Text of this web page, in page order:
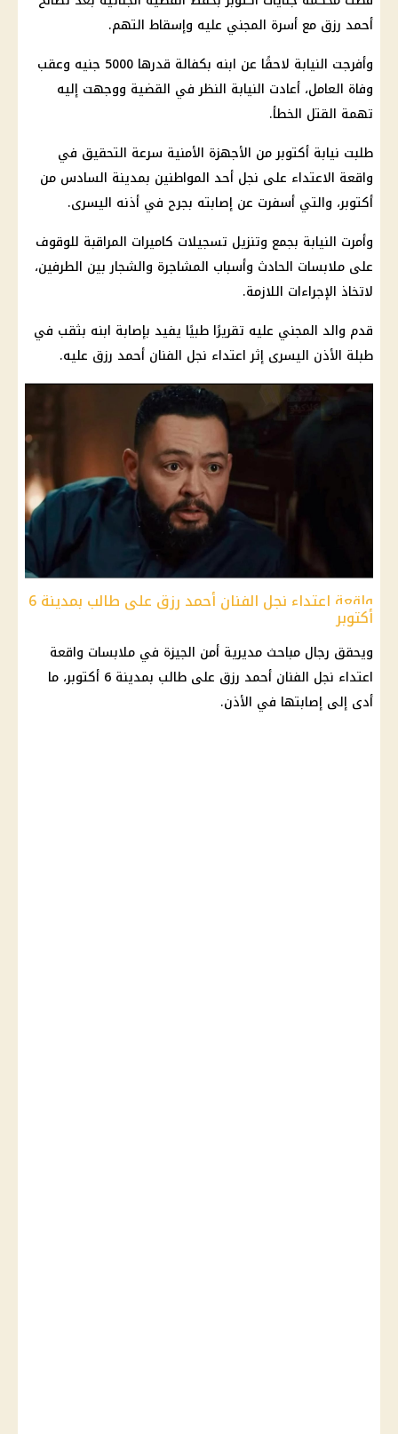
أحمد رزق مع أسرة المجني عليه وإسقاط التهم.
وأفرجت النيابة لاحقًا عن ابنه بكفالة قدرها 5000 جنيه وعقب
وفاة العامل، أعادت النيابة النظر في القضية ووجهت إليه
تهمة القتل الخطأ.
طلبت نيابة أكتوبر من الأجهزة الأمنية سرعة التحقيق في
واقعة الاعتداء على نجل أحد المواطنين بمدينة السادس من
أكتوبر، والتي أسفرت عن إصابته بجرح في أذنه اليسرى.
وأمرت النيابة بجمع وتنزيل تسجيلات كاميرات المراقبة للوقوف
على ملابسات الحادث وأسباب المشاجرة والشجار بين الطرفين،
لاتخاذ الإجراءات اللازمة.
قدم والد المجني عليه تقريرًا طبيًا يفيد بإصابة ابنه بثقب في
طبلة الأذن اليسرى إثر اعتداء نجل الفنان أحمد رزق عليه.
واقعة اعتداء نجل الفنان أحمد رزق على طالب بمدينة 6
أكتوبر
ويحقق رجال مباحث مديرية أمن الجيزة في ملابسات واقعة
اعتداء نجل الفنان أحمد رزق
على طالب بمدينة 6 أكتوبر، ما
أدى إلى إصابتها في الأذن.